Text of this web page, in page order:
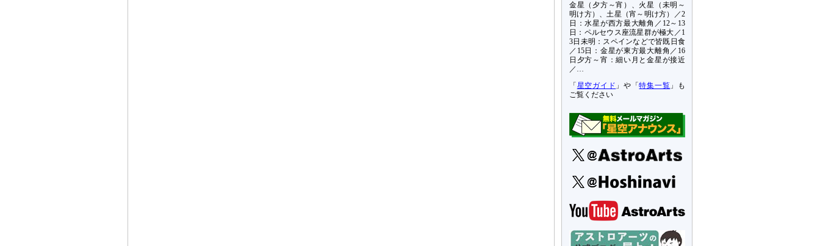
金星（夕方～宵）、火星（未明～
明け方）、土星（宵～明け方）／2
日：水星が西方最大離角／12～13
日：ペルセウス座流星群が極大／1
3日未明：スペインなどで皆既日食
／15日：金星が東方最大離角／16
日夕方～宵：細い月と金星が接近
／…
「 星空ガイド 」や「特集一覧 」も
ご覧ください